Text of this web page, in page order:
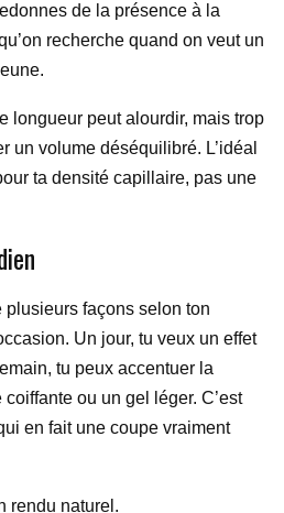
de la présence à la
recherche quand on veut un
longueur peut alourdir, mais trop
un volume déséquilibré. L’idéal
ta densité capillaire, pas une
plusieurs façons selon ton
Un jour, tu veux un effet
tu peux accentuer la
ou un gel léger. C’est
en fait une coupe vraiment
rendu naturel.